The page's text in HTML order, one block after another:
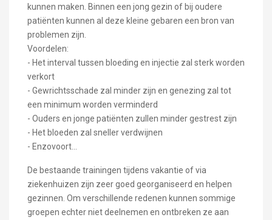
kunnen maken. Binnen een jong gezin of bij oudere
patiënten kunnen al deze kleine gebaren een bron van
problemen zijn.
Voordelen:
- Het interval tussen bloeding en injectie zal sterk worden
verkort
- Gewrichtsschade zal minder zijn en genezing zal tot
een minimum worden verminderd
- Ouders en jonge patiënten zullen minder gestrest zijn
- Het bloeden zal sneller verdwijnen
- Enzovoort...
De bestaande trainingen tijdens vakantie of via
ziekenhuizen zijn zeer goed georganiseerd en helpen
gezinnen. Om verschillende redenen kunnen sommige
groepen echter niet deelnemen en ontbreken ze aan